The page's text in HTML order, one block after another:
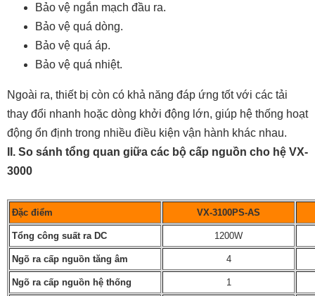
Bảo vệ ngắn mạch đầu ra.
Bảo vệ quá dòng.
Bảo vệ quá áp.
Bảo vệ quá nhiệt.
Ngoài ra, thiết bị còn có khả năng đáp ứng tốt với các tải
thay đổi nhanh hoặc dòng khởi động lớn, giúp hệ thống hoạt
động ổn định trong nhiều điều kiện vận hành khác nhau.
II. So sánh tổng quan giữa các bộ cấp nguồn cho hệ VX-
3000
Đặc điểm VX-3100PS-AS
Tổng công suất ra DC 1200W
Ngõ ra cấp nguồn tăng âm 4
Ngõ ra cấp nguồn hệ thống 1